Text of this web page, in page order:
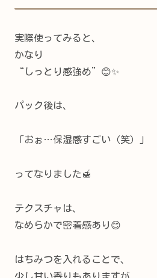
実際使ってみると、
かなり
“しっとり感強め”😊✨
パック後は、
「おぉ…保湿感すごい（笑）」
ってなりました🍯
テクスチャは、
なめらかで密着感あり😊
はちみつを入れることで、
少し甘い香りもありますが、